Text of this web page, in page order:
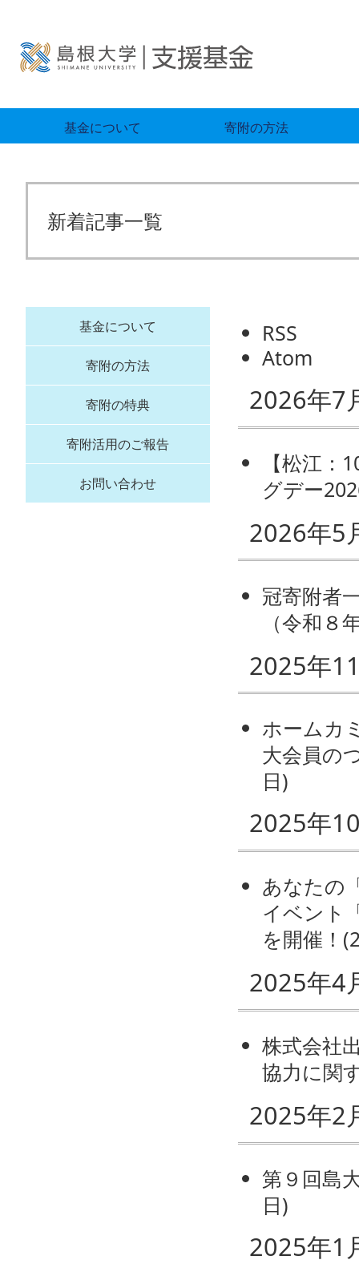
基金について 寄附の方法
新着記事一覧
RSS
Atom
2026年7
【松江
グデー
2026年5
冠寄附者
（令和８
2025年
ホームカ
大会員の
日)
2025年
あなたの
イベント
を開催！ (
2025年4
株式会社
協力に関
2025年2
第９回島
日)
2025年1
基金について
寄附の方法
寄附の特典
寄附活用のご報告
お問い合わせ